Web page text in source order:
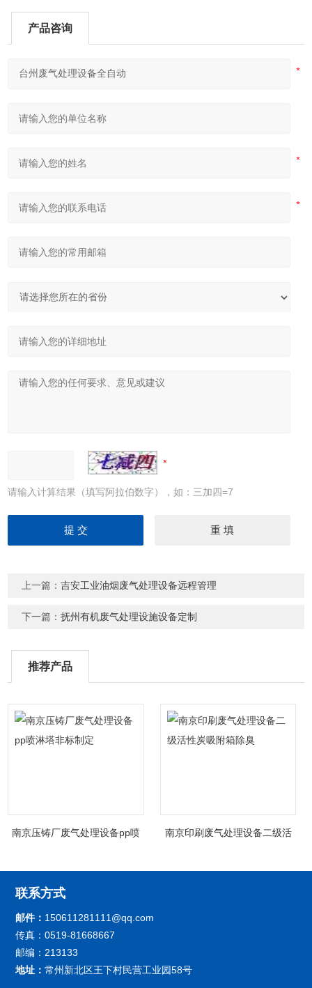
产品咨询
请输入计算结果（填写阿拉伯数字），如：三加四=7
上一篇：吉安工业油烟废气处理设备远程管理
下一篇：抚州有机废气处理设施设备定制
推荐产品
南京压铸厂废气处理设备pp喷
南京印刷废气处理设备二级活
联系方式
邮件： 150611281111@qq.com
传真：0519-81668667
邮编：213133
地址：常州新北区王下村民营工业园58号